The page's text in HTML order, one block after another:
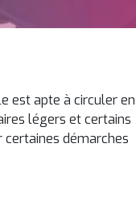
est apte à circuler en
légers et certains
certaines démarches